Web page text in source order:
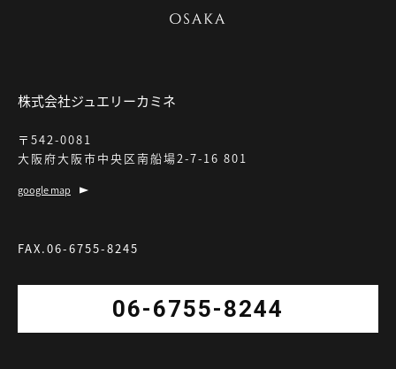
株式会社ジュエリーカミネ
〒542-0081
大阪府大阪市中央区南船場2-7-16 801
google map
FAX.06-6755-8245
06-6755-8244